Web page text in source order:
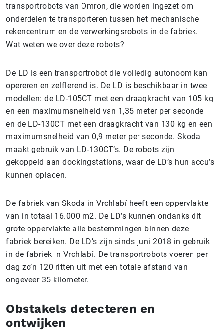
transportrobots van Omron, die worden ingezet om
onderdelen te transporteren tussen het mechanische
rekencentrum en de verwerkingsrobots in de fabriek.
Wat weten we over deze robots?
De LD is een transportrobot die volledig autonoom kan
opereren en zelflerend is. De LD is beschikbaar in twee
modellen: de LD-105CT met een draagkracht van 105 kg
en een maximumsnelheid van 1,35 meter per seconde
en de LD-130CT met een draagkracht van 130 kg en een
maximumsnelheid van 0,9 meter per seconde. Skoda
maakt gebruik van LD-130CT’s. De robots zijn
gekoppeld aan dockingstations, waar de LD’s hun accu’s
kunnen opladen.
De fabriek van Skoda in Vrchlabí heeft een oppervlakte
van in totaal 16.000 m2. De LD’s kunnen ondanks dit
grote oppervlakte alle bestemmingen binnen deze
fabriek bereiken. De LD’s zijn sinds juni 2018 in gebruik
in de fabriek in Vrchlabí. De transportrobots voeren per
dag zo’n 120 ritten uit met een totale afstand van
ongeveer 35 kilometer.
Obstakels detecteren en
ontwijken